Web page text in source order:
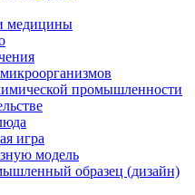
медицины
промышленности
игра
модель
образец (дизайн)